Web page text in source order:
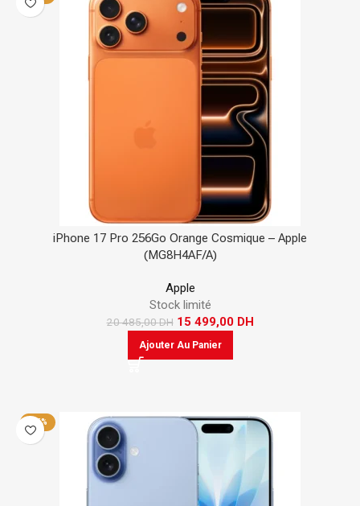
iPhone 17 Pro 256Go Orange Cosmique – Apple
(MG8H4AF/A)
Apple
Stock limité
20 485,00DH 15 499,00 DH
Ajouter Au Panier
-25%